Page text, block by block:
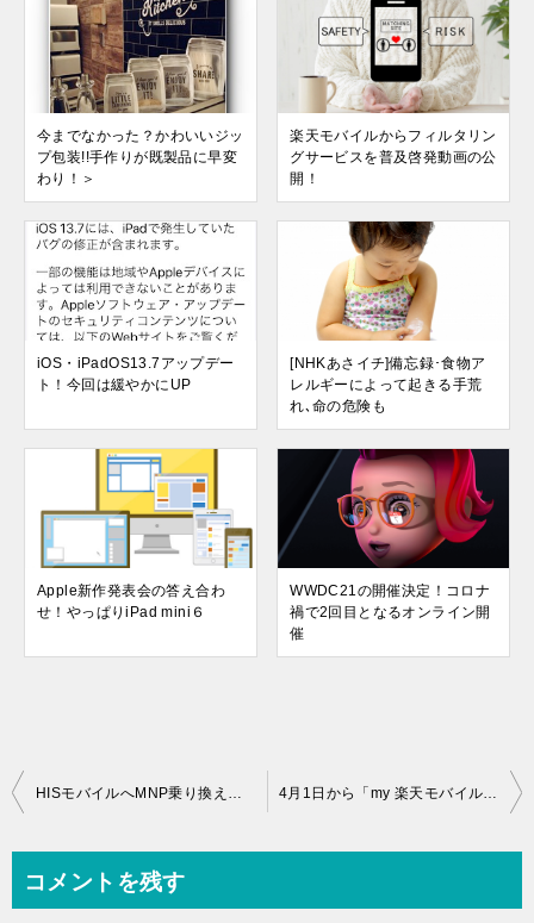
今までなかった？かわいいジッ
プ包装!!手作りが既製品に早変
わり！＞
楽天モバイルからフィルタリン
グサービスを普及啓発動画の公
開！
iOS・iPadOS13.7アップデー
ト！今回は緩やかにUP
[NHKあさイチ]備忘録･食物ア
レルギーによって起きる手荒
れ､命の危険も
Apple新作発表会の答え合わ
せ！やっぱりiPad mini６
WWDC21の開催決定！コロナ
禍で2回目となるオンライン開
催
投
ビ
HISモバイルへMNP乗り換えキャンペーン！iPhone8割引 4月1日から「my 楽天モバイル」アプリの変更ポイント3つ！
コメントを残す